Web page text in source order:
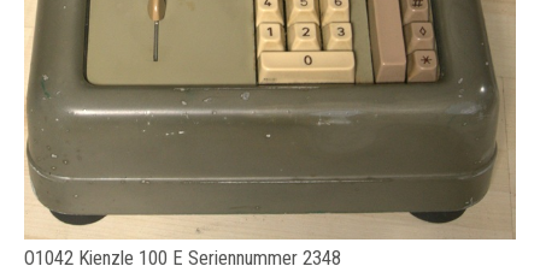
O1042 Kienzle 100 E Seriennummer 2348